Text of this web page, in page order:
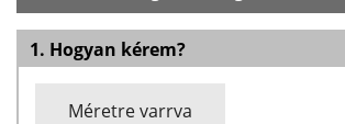
1. Hogyan kérem?
Méretre varrva